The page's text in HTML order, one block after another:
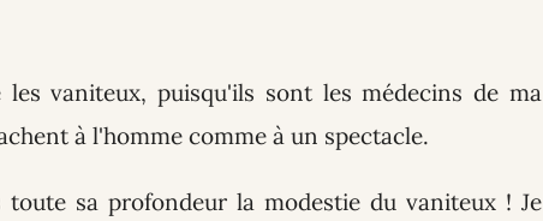
vaniteux, puisqu'ils sont les médecins de ma
à l'homme comme à un spectacle.
sa profondeur la modestie du vaniteux ! Je